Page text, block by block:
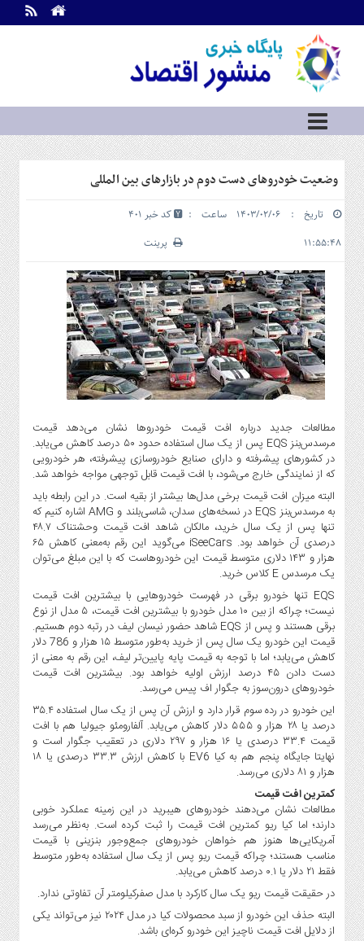
اطلاعات
تماس
ما
درباره
ما
سرویس
ها
بازار
سرمایه
و
بورس
مسکن
و
شهری
گاز
و
پتروشیمی
صنعت
و
خودرو
استارت
آپ
و
فن
آوری
،
بیمه
و
ارز
دیجیتال
کشاورزی
و
صنایع
غذایی
سیاسی
و
بین
الملل
نگاه
روز
گوناگون
وضعیت خودروهای دست دوم در بازارهای بین المللی
تاریخ : ۱۴۰۳/۰۲/۰۶ ساعت :
۱۱:۵۵:۴۸
کد خبر 401
پرینت
مطالعات جدید درباره افت قیمت خودروها نشان می‌دهد قیمت
مرسدس‌بنز EQS پس از یک سال استفاده حدود ۵۰ درصد کاهش می‌یابد.
در کشورهای پیشرفته و دارای صنایع خودروسازی پیشرفته، هر خودرویی
که از نمایندگی خارج می‌شود، با افت قیمت قابل ‌توجهی مواجه خواهد شد.
البته میزان افت قیمت برخی مدل‌ها بیشتر از بقیه است. در این رابطه باید
به مرسدس‌بنز EQS در نسخه‌های سدان، شاسی‌بلند و AMG اشاره کنیم که
تنها پس از یک سال خرید، مالکان شاهد افت قیمت وحشتناک ۴۸.۷
درصدی آن خواهد بود. iSeeCars می‌گوید این رقم به‌معنی کاهش ۶۵
هزار و ۱۴۳ دلاری متوسط قیمت این خودروهاست که با این مبلغ می‌توان
یک مرسدس E کلاس خرید.
EQS تنها خودرو برقی در فهرست خودروهایی با بیشترین افت قیمت
نیست؛ چراکه از بین ۱۰ مدل خودرو با بیشترین افت قیمت، ۵ مدل از نوع
برقی هستند و پس از EQS شاهد حضور نیسان لیف در رتبه دوم هستیم.
قیمت این خودرو یک سال پس از خرید به‌طور متوسط ۱۵ هزار و 786 دلار
کاهش می‌یابد؛ اما با توجه به قیمت پایه پایین‌تر لیف، این رقم به معنی از
دست دادن ۴۵ درصد ارزش اولیه خواهد بود. بیشترین افت قیمت
خودروهای درون‌سوز به جگوار اف پیس می‌رسد.
این خودرو در رده سوم قرار دارد و ارزش آن پس از یک سال استفاده ۳۵.۴
درصد یا ۲۸ هزار و ۵۵۵ دلار کاهش می‌یابد. آلفارومئو جیولیا هم با افت
قیمت ۳۳.۴ درصدی یا ۱۶ هزار و ۲۹۷ دلاری در تعقیب جگوار است و
نهایتا جایگاه پنجم هم به کیا EV6 با کاهش ارزش ۳۳.۳ درصدی یا ۱۸
هزار و ۸۱ دلاری می‌رسد.
کمترین افت قیمت
مطالعات نشان می‌دهند خودروهای هیبرید در این زمینه عملکرد خوبی
دارند؛ اما کیا ریو کمترین افت قیمت را ثبت کرده است. به‌نظر می‌رسد
آمریکایی‌ها هنوز هم خواهان خودروهای جمع‌وجور بنزینی با قیمت
مناسب هستند؛ چراکه قیمت ریو پس از یک سال استفاده به‌طور متوسط
فقط ۲۱ دلار یا ۰.۱ درصد کاهش می‌یابد.
در حقیقت قیمت ریو یک سال کارکرد با مدل صفرکیلومتر آن تفاوتی ندارد.
البته حذف این خودرو از سبد محصولات کیا در مدل ۲۰۲۴ نیز می‌تواند یکی
از دلایل افت قیمت ناچیز این خودرو کره‌ای باشد.